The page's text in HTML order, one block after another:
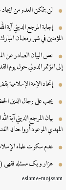
لن يتمكن العدو من ايجاد
إجابة المرجع الديني آية
في شهر رمضان
نص البيان الصادر عن
المؤتمر الدولي حول یوم القدس
إتحاد الإمة الإسلامية يقف
يجب على رجال الدين الحضور
بيان المرجع الديني آية الله
الموعود أرواحنا له الفداء
عدم سكوت علماء الإسلام
هزار و یک مسئله فقهی
eslame-